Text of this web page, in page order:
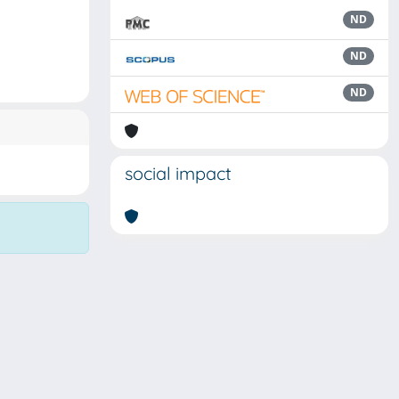
ND
ND
ND
social impact